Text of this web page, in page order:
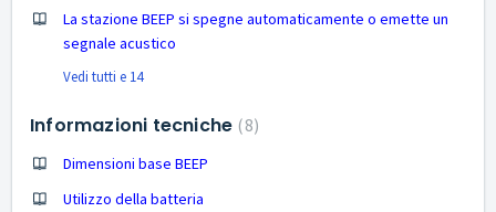
La stazione BEEP si spegne automaticamente o emette un
segnale acustico
Vedi tutti e 14
Informazioni tecniche 8
Dimensioni base BEEP
Utilizzo della batteria